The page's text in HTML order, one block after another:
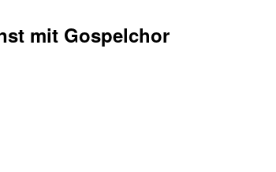
mit Gospelchor